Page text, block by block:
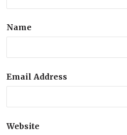
Name
Email Address
Website